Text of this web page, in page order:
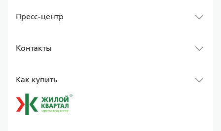
Пресс-центр
Контакты
Как купить